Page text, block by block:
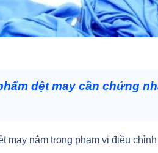
dệt may cần chứng
may nằm trong phạm vi điều